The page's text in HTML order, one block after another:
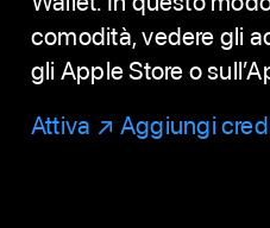
comodità, vedere gli
gli Apple Store o
Attiva (Si Aggiungi